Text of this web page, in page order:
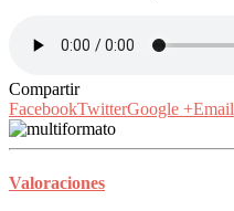
Compartir
FacebookTwitterGoogle +Email
Valoraciones